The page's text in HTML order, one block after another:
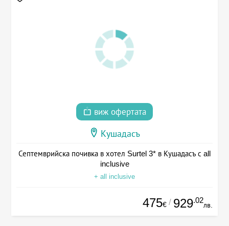
виж офертата
Кушадасъ
Септемврийска почивка в хотел Surtel 3* в Кушадасъ с all
inclusive
+ all inclusive
475€ / 929.02
лв.